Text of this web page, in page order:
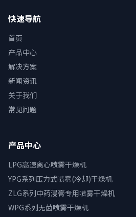
快速导航
首页
产品中心
解决方案
新闻资讯
关于我们
常见问题
产品中心
LPG高速离心喷雾干燥机
YPG系列压力式喷雾(冷却)干燥机
ZLG系列中药浸膏专用喷雾干燥机
WPG系列无菌喷雾干燥机